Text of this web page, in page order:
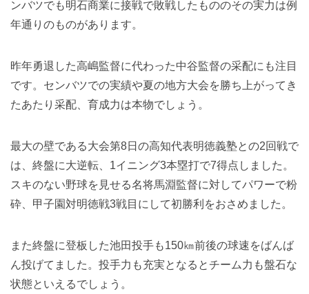
ンバツでも明石商業に接戦で敗戦したもののその実力は例
年通りのものがあります。
昨年勇退した高嶋監督に代わった中谷監督の采配にも注目
です。センバツでの実績や夏の地方大会を勝ち上がってき
たあたり采配、育成力は本物でしょう。
最大の壁である大会第8日の高知代表明徳義塾との2回戦で
は、終盤に大逆転、1イニング3本塁打で7得点しました。
スキのない野球を見せる名将馬淵監督に対してパワーで粉
砕、甲子園対明徳戦3戦目にして初勝利をおさめました。
また終盤に登板した池田投手も150㎞前後の球速をばんば
ん投げてました。投手力も充実となるとチーム力も盤石な
状態といえるでしょう。